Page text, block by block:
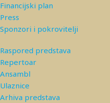
Financijski plan
Press
Sponzori i pokrovitelji
Raspored predstava
Repertoar
Ansambl
Ulaznice
Arhiva predstava